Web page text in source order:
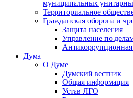
муниципальных
Территориальное
Гражданская оборона и
Защита населения
Управление по
Дума
О Думе
Думский вестник
Общая информация
Устав ЛГО